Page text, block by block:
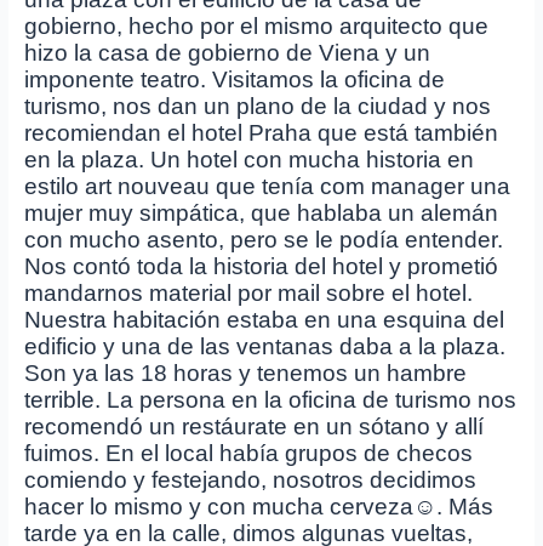
gobierno, hecho por el mismo arquitecto que
hizo la casa de gobierno de Viena y un
imponente teatro. Visitamos la oficina de
turismo, nos dan un plano de la ciudad y nos
recomiendan el hotel Praha que está también
en la plaza. Un hotel con mucha historia en
estilo art nouveau que tenía com manager una
mujer muy simpática, que hablaba un alemán
con mucho asento, pero se le podía entender.
Nos contó toda la historia del hotel y prometió
mandarnos material por mail sobre el hotel.
Nuestra habitación estaba en una esquina del
edificio y una de las ventanas daba a la plaza.
Son ya las 18 horas y tenemos un hambre
terrible. La persona en la oficina de turismo nos
recomendó un restáurate en un sótano y allí
fuimos. En el local había grupos de checos
comiendo y festejando, nosotros decidimos
hacer lo mismo y con mucha cerveza☺️. Más
tarde ya en la calle, dimos algunas vueltas,